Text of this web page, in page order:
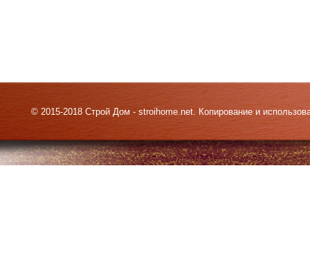
© 2015-2018 Строй Дом - stroihome.net. Копирование и